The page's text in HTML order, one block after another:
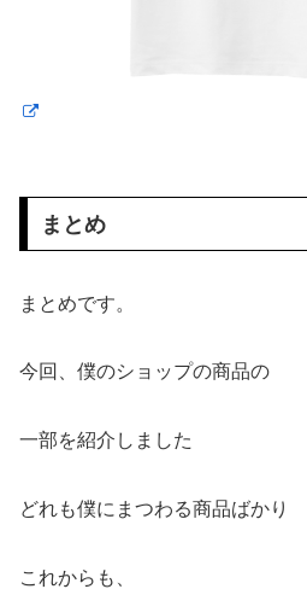
まとめ
まとめです。
今回、僕のショップの商品の
一部を紹介しました
どれも僕にまつわる商品ばかり
これからも、